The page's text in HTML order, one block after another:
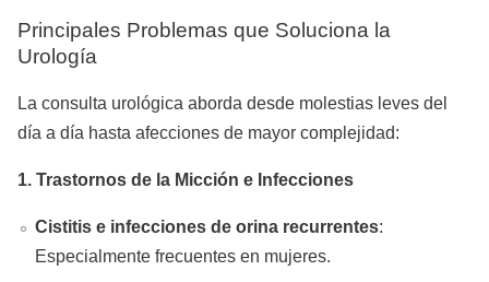
Principales Problemas que Soluciona la
Urología
La consulta urológica aborda desde molestias leves del
día a día hasta afecciones de mayor complejidad:
1. Trastornos de la Micción e Infecciones
Cistitis e infecciones de orina recurrentes:
Especialmente frecuentes en mujeres.